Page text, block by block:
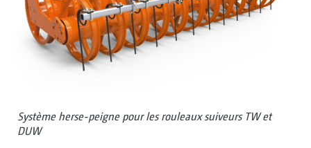
Système herse-peigne pour les rouleaux suiveurs TW et
DUW